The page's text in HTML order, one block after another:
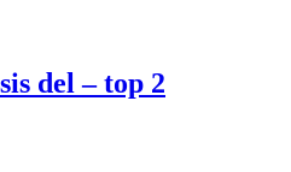
del – top 2